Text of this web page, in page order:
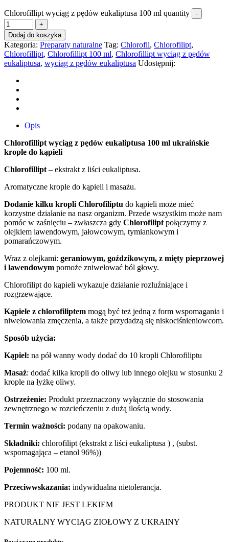
Chlorofillipt wyciąg z pędów eukaliptusa 100 ml quantity
Dodaj do koszyka
Kategoria: Preparaty naturalne Tag: Chlorofil, Chlorofilipt,
Chlorofillipt, Chlorofillipt 100 ml, Chlorofillipt wyciąg z pędów
eukaliptusa, wyciąg z pędów eukaliptusa Udostępnij:
Opis
Chlorofillipt wyciąg z pędów eukaliptusa 100 ml ukraińskie
krople do kąpieli
Chlorofillipt – ekstrakt z liści eukaliptusa.
Aromatyczne krople do kąpieli i masażu.
Dodanie kilku kropli Chlorofiliptu do kąpieli może mieć
korzystne działanie na nasz organizm. Przede wszystkim może nam
pomóc w zaśnięciu – zwłaszcza gdy Chlorofilipt połączymy z
olejkiem lawendowym, jałowcowym, tymiankowym i
pomarańczowym.
Wraz z olejkami: geraniowym, goździkowym, z mięty pieprzowej
i lawendowym pomoże zniwelować ból głowy.
Chlorofilipt do kąpieli wykazuje działanie rozluźniające i
rozgrzewające.
Kąpiele z chlorofiliptem mogą być też jedną z form wspomagania i
niwelowania zmęczenia, a także przydadzą się niskociśnieniowcom.
Sposób użycia:
Kąpiel: na pół wanny wody dodać do 10 kropli Chlorofiliptu
Masaż: dodać kilka kropli do oliwy lub innego olejku w stosunku 2
krople na łyżkę oliwy.
Ostrzeżenie: Produkt przeznaczony wyłącznie do stosowania
zewnętrznego w rozcieńczeniu z dużą ilością wody.
Termin ważności: podany na opakowaniu.
Składniki: chlorofilipt (ekstrakt z liści eukaliptusa ) , (subst.
wspomagająca – etanol 96%))
Pojemność: 100 ml.
Przeciwwskazania: indywidualna nietolerancja.
PRODUKT NIE JEST LEKIEM
NATURALNY WYCIĄG ZIOŁOWY Z UKRAINY